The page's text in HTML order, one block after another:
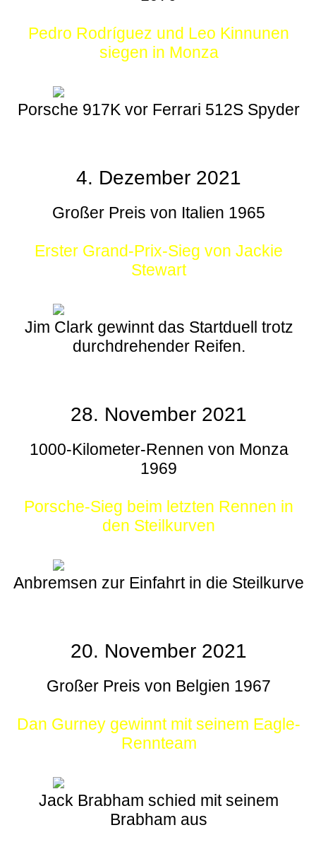
Pedro Rodríguez und Leo Kinnunen
siegen in Monza
Porsche 917K vor Ferrari 512S Spyder
4. Dezember 2021
Großer Preis von Italien 1965
Erster Grand-Prix-Sieg von Jackie
Stewart
Jim Clark gewinnt das Startduell trotz
durchdrehender Reifen.
28. November 2021
1000-Kilometer-Rennen von Monza
1969
Porsche-Sieg beim letzten Rennen in
den Steilkurven
Anbremsen zur Einfahrt in die Steilkurve
20. November 2021
Großer Preis von Belgien 1967
Dan Gurney gewinnt mit seinem Eagle-
Rennteam
Jack Brabham schied mit seinem
Brabham aus